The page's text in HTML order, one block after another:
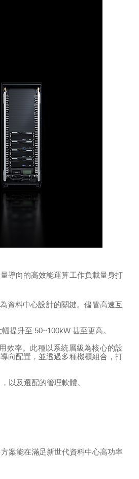
導向的高效能運算工作負載量身打
資料中心設計的關鍵。儘管高速互
幅提升至 50~100kW 甚至更高。
效率。 此種以系統層級為核心的設
向配置，並透過多種機櫃組合，打
，以及選配的管理軟體。
案能在滿足新世代資料中心高功率